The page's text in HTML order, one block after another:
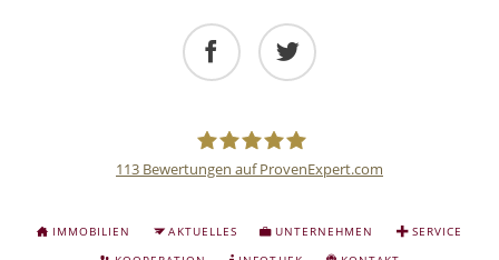
113 Bewertungen auf ProvenExpert.com
NAVIGATION
ÜBERSPRINGEN
IMMOBILIEN AKTUELLES UNTERNEHMEN
SERVICE